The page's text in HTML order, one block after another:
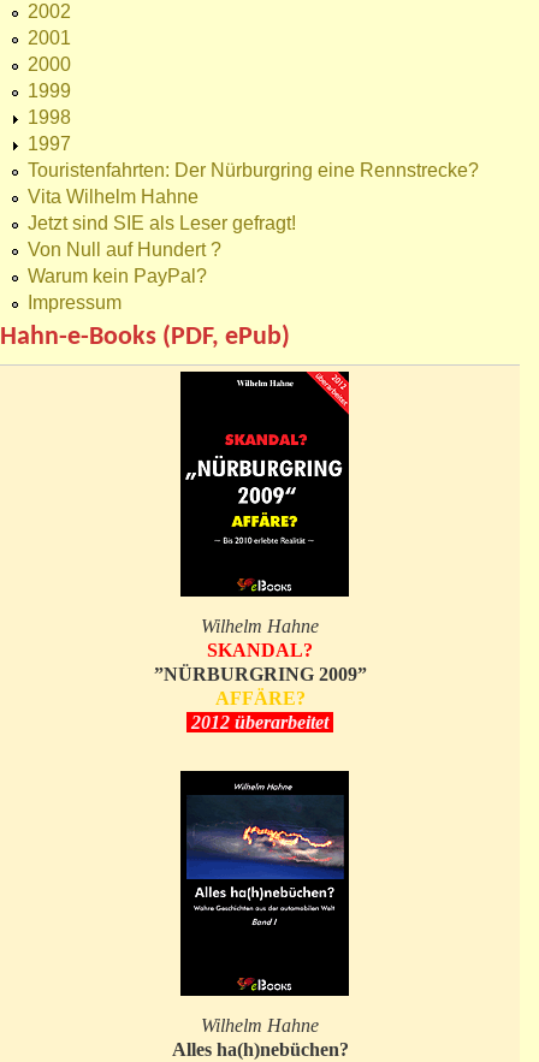
2002
2001
2000
1999
1998
1997
Touristenfahrten: Der Nürburgring eine Rennstrecke?
Vita Wilhelm Hahne
Jetzt sind SIE als Leser gefragt!
Von Null auf Hundert ?
Warum kein PayPal?
Impressum
Hahn-e-Books (PDF, ePub)
Wilhelm Hahne
SKANDAL?
”NÜRBURGRING 2009”
AFFÄRE?
2012 überarbeitet
Wilhelm Hahne
Alles ha(h)nebüchen?